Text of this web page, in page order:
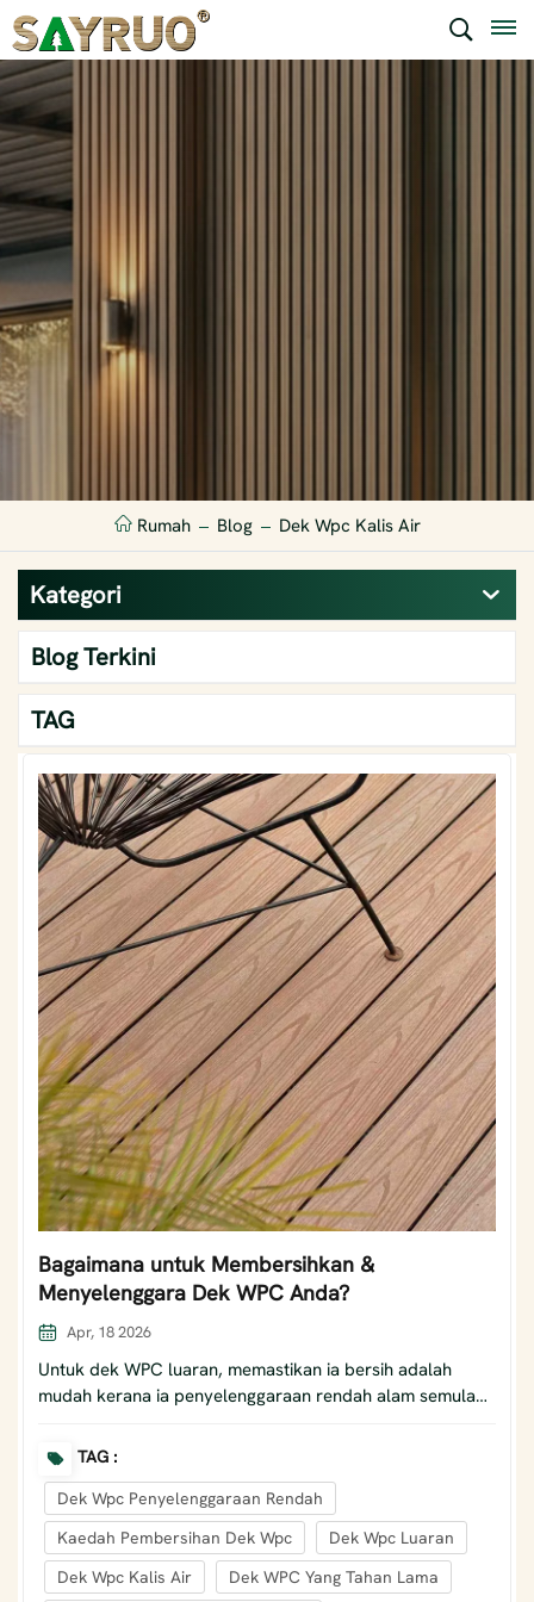
Rumah Blog Dek Wpc Kalis Air
Kategori
Blog Terkini
TAG
Bagaimana untuk Membersihkan &
Menyelenggara Dek WPC Anda?
Apr, 18 2026
Untuk dek WPC luaran, memastikan ia bersih adalah
mudah kerana ia penyelenggaraan rendah alam semula
wpc seperti menyapu dan mencuci sekali-sekala dengan
sabun dan air yang lembut. Berikut adalah panduan
mudah: 1. Kesan Ringan (Habuk & Lumpur)Bilas habuk
yang longgar. Campurkan detergen neutral dengan air
(1:10) dan gosok perlahan-lahan menggunakan berus
lembut. Bilas sepenuhnya dan keringkan dengan udara. 2.
TAG :
Dek Wpc Penyelenggaraan Rendah
Kaedah Pembersihan Dek Wpc
Dek Wpc Luaran
Dek Wpc Kalis Air
Dek WPC Yang Tahan Lama